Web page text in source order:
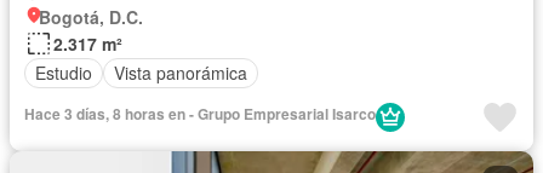
Bogotá, D.C.
2.317 m²
Estudio
Vista panorámica
Hace 3 días, 8 horas en - Grupo Empresarial Isarco